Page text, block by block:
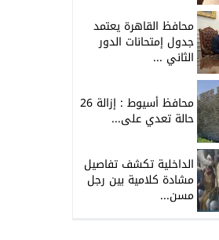
محافظ القاهرة يعتمد
جدول إمتحانات الدور
الثاني ...
محافظ أسيوط : إزالة 26
حالة تعدي على...
الداخلية تكشف تفاصيل
مشادة كلامية بين رجل
مسن...